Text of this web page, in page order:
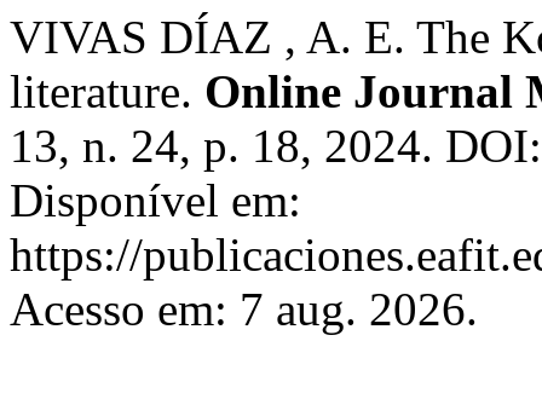
VIVAS DÍAZ , A. E. The
literature. Online Journal
13, n. 24, p. 18, 2024.
Disponível em:
https://
Acesso em: 7 aug. 2026.